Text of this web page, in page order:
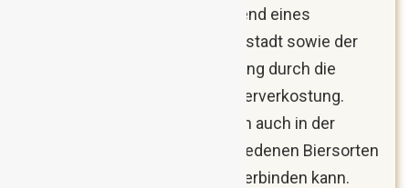
Stadt und widmeten uns während eines
Spaziergangs zuerst der Innenstadt sowie der
Burg. Danach ging es per Führung durch die
Brauerei mit anschließender Bierverkostung.
Unbedingt einkehren sollte man auch in der
Braustube, wo man die verschiedenen Biersorten
mit deftiger Hausmannskost verbinden kann.